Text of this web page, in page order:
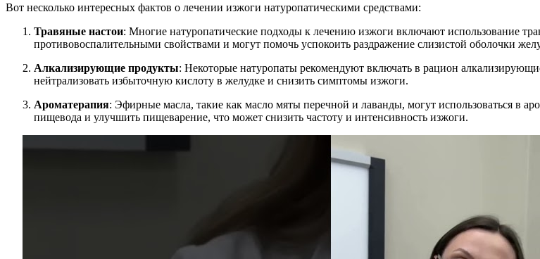
Вот несколько интересных фактов о лечении изжоги натуропатическими средствами:
Травяные настои: Многие натуропатические подходы к лечению изжоги включают использование
противовоспалительными свойствами и могут помочь успокоить раздражение слизистой оболочки
Алкализирующие продукты: Некоторые натуропаты рекомендуют включать в рацион
нейтрализовать избыточную кислоту в желудке и снизить симптомы изжоги.
Ароматерапия: Эфирные масла, такие как масло мяты перечной и лаванды, могут использоваться в
пищевода и улучшить пищеварение, что может снизить частоту и интенсивность изжоги.